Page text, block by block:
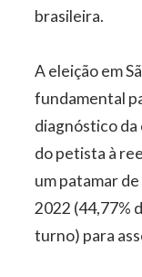
brasileira.
A eleição em
fundamental
diagnóstico da
do petista à
um patamar
2022 (44,77%
turno) para